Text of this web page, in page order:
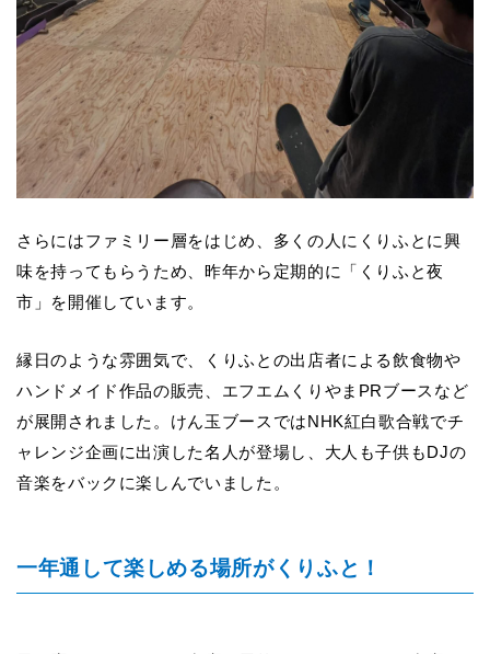
さらにはファミリー層をはじめ、多くの人にくりふとに興
味を持ってもらうため、昨年から定期的に「くりふと夜
市」を開催しています。
縁日のような雰囲気で、くりふとの出店者による飲食物や
ハンドメイド作品の販売、エフエムくりやまPRブースなど
が展開されました。けん玉ブースではNHK紅白歌合戦でチ
ャレンジ企画に出演した名人が登場し、大人も子供もDJの
音楽をバックに楽しんでいました。
一年通して楽しめる場所がくりふと！